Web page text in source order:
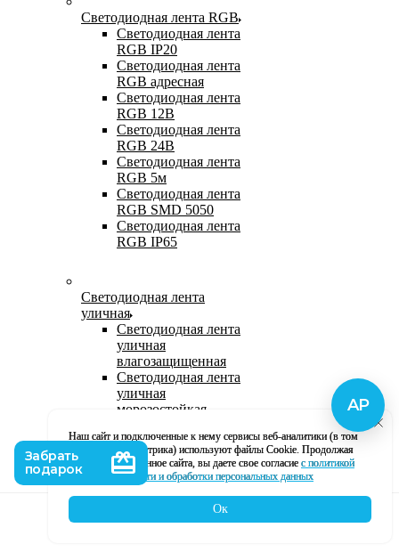
Светодиодная лента RGB
Светодиодная лента
RGB IP20
Светодиодная лента
RGB адресная
Светодиодная лента
RGB 12В
Светодиодная лента
RGB 24В
Светодиодная лента
RGB 5м
Светодиодная лента
RGB SMD 5050
Светодиодная лента
RGB IP65
Светодиодная лента
уличная
Светодиодная лента
уличная
влагозащищенная
Светодиодная лента
уличная
морозостойкая
светодиодная лента
220В
Светодиодная лента
уличная в силиконе
Наш сайт и подключенные к нему сервисы веб-аналитики (в том
числе, Яндекс Метрика) используют файлы Cookie. Продолжая
использование данное сайта, вы даете свое согласие с политикой
кофиденциальности и обработки персональных данных
Ок